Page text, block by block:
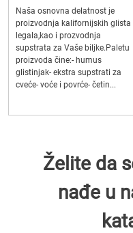
Naša osnovna delatnost je
proizvodnja kalifornijskih glista
legala,kao i prozvodnja
supstrata za Vaše biljke.Paletu
proizvoda čine:- humus
glistinjak- ekstra supstrati za
cveće- voće i povrće- četin...
Želite da
nađe u